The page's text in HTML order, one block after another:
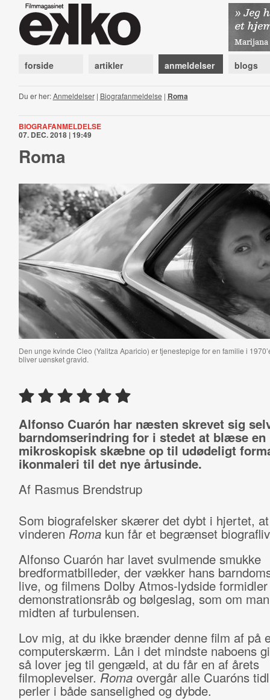
forside artikler anmeldelser blogs
Du er her:Anmeldelser| Biografanmeldelse | Roma
BIOGRAFANMELDELSE
07. DEC. 2018 | 19:49
Roma
Den unge kvinde Cleo (Yalitza Aparicio) er tjenestepige for en familie i
bliver uønsket gravid.
Alfonso Cuarón har næsten skrevet sig
barndomserindring for i stedet at blæse en
mikroskopisk skæbne op til udødeligt
ikonmaleri til det nye årtusinde.
Af Rasmus Brendstrup
Som biografelsker skærer det dybt i hjertet,
vinderenRoma kun får et begrænset
Alfonso Cuarón har lavet svulmende smukke
bredformatbilleder, der vækker hans
live, og filmens Dolby Atmos-lydside
demonstrationsråb og bølgeslag, som om
midten af turbulensen.
Lov mig, at du ikke brænder denne film af på
computerskærm. Lån i det mindste naboens
så lover jeg til gengæld, at du får en af årets
filmoplevelser.Roma overgår alle Cuaróns
perler i både sanselighed og dybde.